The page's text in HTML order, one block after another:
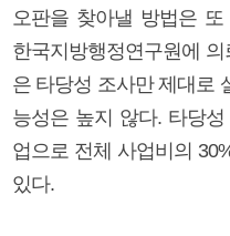
오판을 찾아낼 방법은
한국지방행정연구원에
은 타당성 조사만 제대로
능성은 높지 않다. 타당
업으로 전체 사업비의
있다.